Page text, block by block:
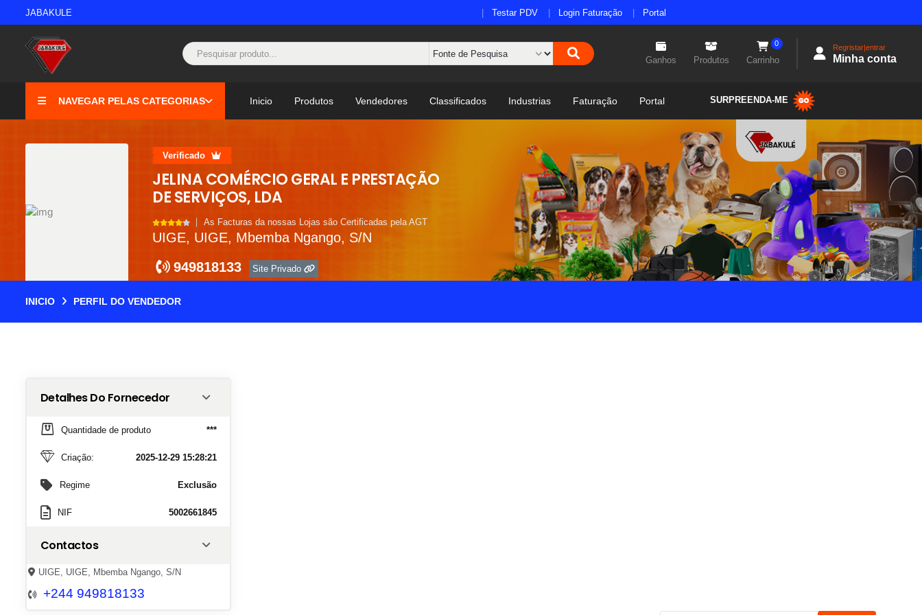
JABAKULE Testar PDV Login Faturação Portal
Ganhos Produtos Carrinho
0 Regristar|entrar
Minha conta
NAVEGAR PELAS CATEGORIAS Inicio Produtos Vendedores Classificados Industrias Faturação Portal SURPREENDA-ME
Verificado
JELINA COMÉRCIO GERAL E PRESTAÇÃO
DE SERVIÇOS, LDA
As Facturas da nossas Lojas são Certificadas pela AGT
UIGE, UIGE, Mbemba Ngango, S/N
949818133
Site Privado
INICIO PERFIL DO VENDEDOR
Detalhes Do Fornecedor
Quantidade de produto ***
Criação: 2025-12-29 15:28:21
Regime Exclusão
NIF 5002661845
Contactos
UIGE, UIGE, Mbemba Ngango, S/N
+244 949818133